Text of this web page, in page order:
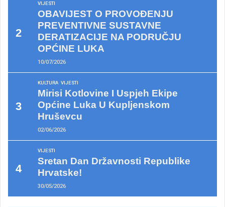
VIJESTI
OBAVIJEST O PROVOĐENJU
PREVENTIVNE SUSTAVNE
DERATIZACIJE NA PODRUČJU
OPĆINE LUKA
10/07/2026
KULTURA VIJESTI
Mirisi Kotlovine I Uspjeh Ekipe
Općine Luka U Kupljenskom
Hruševcu
02/06/2026
VIJESTI
Sretan Dan Državnosti Republike
Hrvatske!
30/05/2026